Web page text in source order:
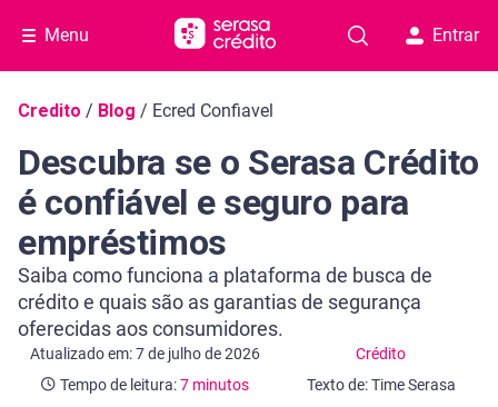
Menu Entrar
Navegação do blog
Credito / Blog / Ecred Confiavel
Descubra se o Serasa Crédito
é confiável e seguro para
empréstimos
Saiba como funciona a plataforma de busca de
crédito e quais são as garantias de segurança
oferecidas aos consumidores.
Atualizado em: 7 de julho de 2026 Crédito
Categoria Crédito
Tempo de leitura:7 minutos
Tempo de leitura: 7 minutos
Texto de: Time Serasa